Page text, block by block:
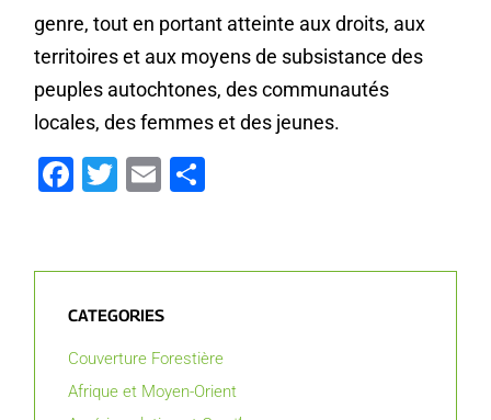
genre, tout en portant atteinte aux droits, aux
territoires et aux moyens de subsistance des
peuples autochtones, des communautés
locales, des femmes et des jeunes.
Facebook
Twitter
Email
CATEGORIES
Couverture Forestière
Afrique et Moyen-Orient